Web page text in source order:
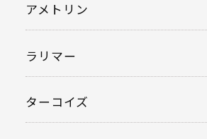
アメトリン
ラリマー
ターコイズ